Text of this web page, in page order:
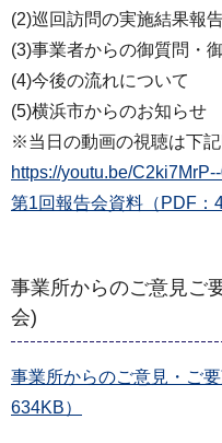
(2)巡回訪問の実施結果報
(3)事業者からの御質問・
(4)今後の流れについて
(5)横浜市からのお知らせ
※当日の動画の視聴は下記
https://youtu.be/
第1回報告会資料（PDF：
事業所からのご意見ご
会)
事業所からのご意見・ご
634KB）